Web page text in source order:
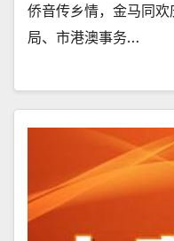
侨音传乡情，金马同
局、市港澳事务…